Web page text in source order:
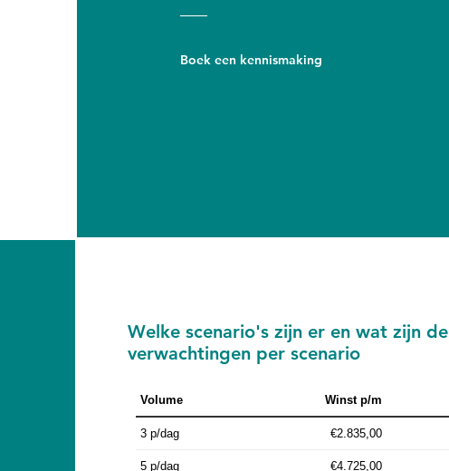
Boek een kennismaking
Welke scenario's zijn er en wat zijn de
verwachtingen per scenario
Volume Winst p/m
3 p/dag €2.835,00
5 p/dag €4.725,00